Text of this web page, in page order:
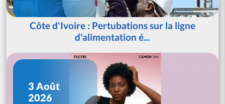
Côte d'Ivoire : Pertubations sur la ligne
d'alimentation é...
3 Août
2026